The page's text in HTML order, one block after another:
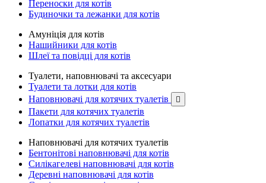
Переноски для котів
Будиночки та лежанки для котів
Амуніція для котів
Нашийники для котів
Шлеї та повідці для котів
Туалети, наповнювачі та аксесуари
Туалети та лотки для котів
Наповнювачі для котячих туалетів

Пакети для котячих туалетів
Лопатки для котячих туалетів
Наповнювачі для котячих туалетів
Бентонітові наповнювачі для котів
Силікагелеві наповнювачі для котів
Деревні наповнювачі для котів